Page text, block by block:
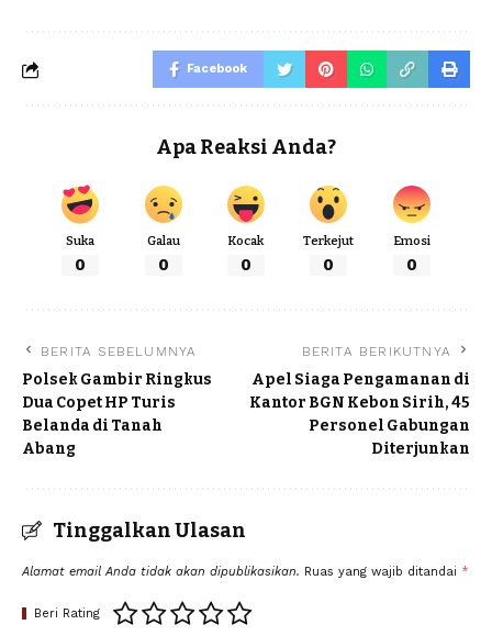
Facebook
Apa Reaksi Anda?
Suka
0
Galau
0
Kocak
0
Terkejut
0
Emosi
0
BERITA SEBELUMNYA
Polsek Gambir Ringkus
Dua Copet HP Turis
Belanda di Tanah
Abang
BERITA BERIKUTNYA
Apel Siaga Pengamanan di
Kantor BGN Kebon Sirih, 45
Personel Gabungan
Diterjunkan
Tinggalkan Ulasan
Alamat email Anda tidak akan dipublikasikan. Ruas yang wajib ditandai *
Beri Rating